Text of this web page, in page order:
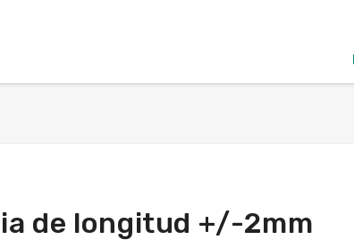
de longitud +/-2mm